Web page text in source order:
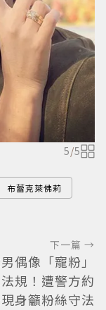
5/5
布蕾克萊佛莉
下一篇 →
偶像「寵粉」
規！遭警方約
身籲粉絲守法